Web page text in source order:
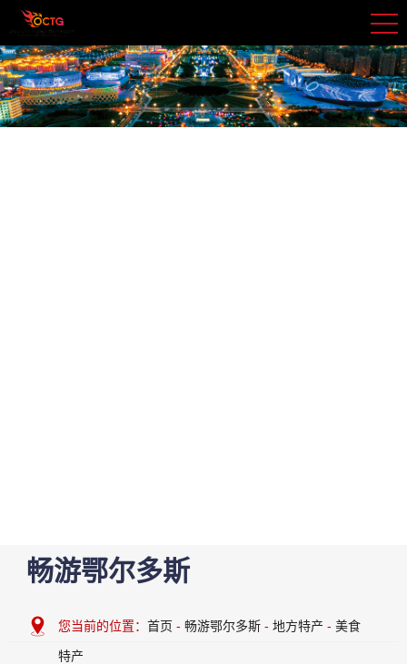
畅游鄂尔多斯
您当前的位置： 首页 - 畅游鄂尔多斯- 地方特产 - 美食
特产